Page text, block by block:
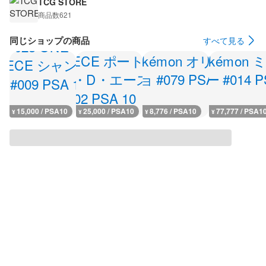
商品数621
同じショップの商品 すべて見る
¥ 15,000 / PSA10 ¥25,000 / PSA10 ¥8,776 / PSA10 ¥77,777 /